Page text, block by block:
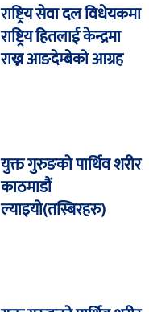
राष्ट्रिय सेवा दल विधेयकमा
राष्ट्रिय हितलाई केन्द्रमा
राख्न आङदेम्बेको आग्रह
युक्त गुरुङको पार्थिव शरीर
काठमाडौं
ल्याइयो(तस्बिरहरु)